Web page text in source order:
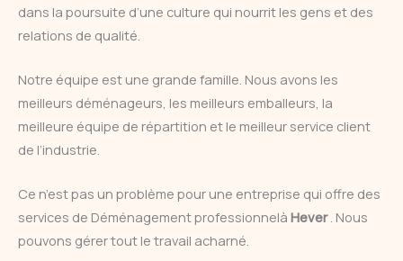
dans la poursuite d’une culture qui nourrit les gens et des
relations de qualité.
Notre équipe est une grande famille. Nous avons les
meilleurs déménageurs, les meilleurs emballeurs, la
meilleure équipe de répartition et le meilleur service client
de l’industrie.
Ce n’est pas un problème pour une entreprise qui offre des
services de Déménagement professionnelà Hever. Nous
pouvons gérer tout le travail acharné.